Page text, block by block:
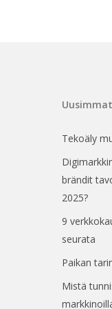
Tekoäly
brändit
2025?
9
seurata
Paikan
Mistä